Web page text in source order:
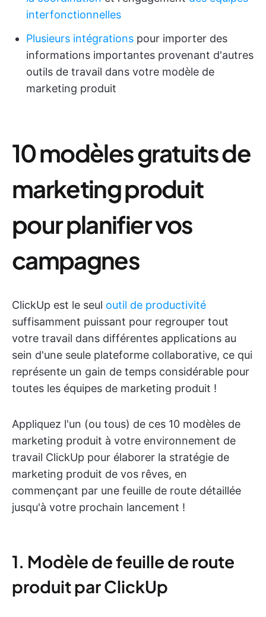
interfonctionnelles
Plusieurs intégrations pour importer des
informations importantes provenant d'autres
outils de travail dans votre modèle de
marketing produit
10 modèles gratuits de
marketing produit
pour planifier vos
campagnes
ClickUp est le seul outil de productivité
suffisamment puissant pour regrouper tout
votre travail dans différentes applications au
sein d'une seule plateforme collaborative, ce qui
représente un gain de temps considérable pour
toutes les équipes de marketing produit !
Appliquez l'un (ou tous) de ces 10 modèles de
marketing produit à votre environnement de
travail ClickUp pour élaborer la stratégie de
marketing produit de vos rêves, en
commençant par une feuille de route détaillée
jusqu'à votre prochain lancement !
1. Modèle de feuille de route
produit par ClickUp